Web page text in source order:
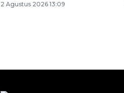
2 Agustus 2026 13:09